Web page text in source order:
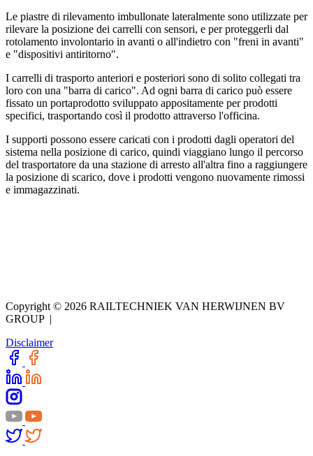
Le piastre di rilevamento imbullonate lateralmente sono utilizzate per
rilevare la posizione dei carrelli con sensori, e per proteggerli dal
rotolamento involontario in avanti o all'indietro con "freni in avanti"
e "dispositivi antiritorno".
I carrelli di trasporto anteriori e posteriori sono di solito collegati tra
loro con una "barra di carico". Ad ogni barra di carico può essere
fissato un portaprodotto sviluppato appositamente per prodotti
specifici, trasportando così il prodotto attraverso l'officina.
I supporti possono essere caricati con i prodotti dagli operatori del
sistema nella posizione di carico, quindi viaggiano lungo il percorso
del trasportatore da una stazione di arresto all'altra fino a raggiungere
la posizione di scarico, dove i prodotti vengono nuovamente rimossi
e immagazzinati.
Copyright © 2026 RAILTECHNIEK VAN HERWIJNEN BV
GROUP |
Disclaimer